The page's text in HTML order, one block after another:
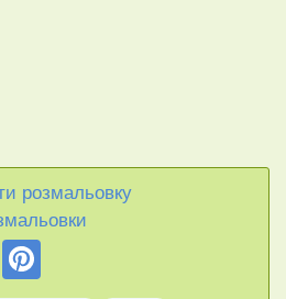
розмальовку